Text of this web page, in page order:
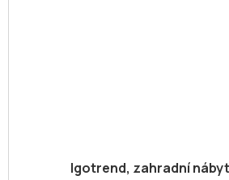
Igotrend, zahradní